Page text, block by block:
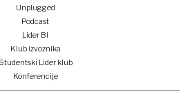
Unplugged
Podcast
Lider BI
Klub izvoznika
Studentski Lider klub
Konferencije